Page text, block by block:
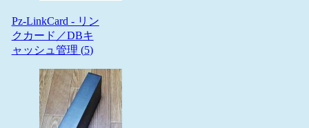
Pz-LinkCard - リン
クカード／DBキ
ャッシュ管理 (5)